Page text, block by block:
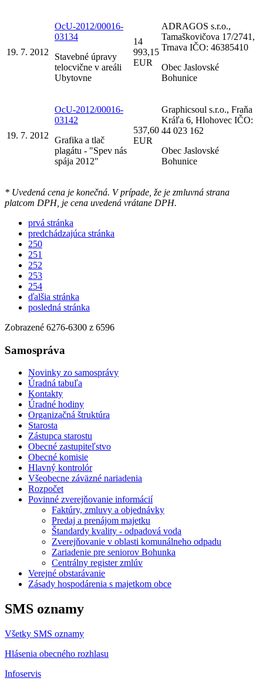
19. 7. 2012
OcU-2012/00016-
03134
Stavebné úpravy
telocvične v areáli
Ubytovne
14
993,15
EUR
ADRAGOS s.r.o.,
Tamaškovičova 17/2741,
Trnava IČO: 46385410
Obec Jaslovské
Bohunice
19. 7. 2012
OcU-2012/00016-
03142
Grafika a tlač
plagátu - "Spev nás
spája 2012"
537,60
EUR
Graphicsoul s.r.o., Fraňa
Kráľa 6, Hlohovec IČO:
44 023 162
Obec Jaslovské
Bohunice
* Uvedená cena je konečná. V prípade, že je zmluvná strana
platcom DPH, je cena uvedená vrátane DPH.
prvá stránka
predchádzajúca stránka
250
251
252
253
254
ďalšia stránka
posledná stránka
Zobrazené 6276-6300 z 6596
Samospráva
Novinky zo samosprávy
Úradná tabuľa
Kontakty
Úradné hodiny
Organizačná štruktúra
Starosta
Zástupca starostu
Obecné zastupiteľstvo
Obecné komisie
Hlavný kontrolór
Všeobecne záväzné nariadenia
Rozpočet
Povinné zverejňovanie informácií
Faktúry, zmluvy a objednávky
Predaj a prenájom majetku
Štandardy kvality - odpadová voda
Zverejňovanie v oblasti komunálneho odpadu
Zariadenie pre seniorov Bohunka
Centrálny register zmlúv
Verejné obstarávanie
Zásady hospodárenia s majetkom obce
SMS oznamy
Všetky SMS oznamy
Hlásenia obecného rozhlasu
Infoservis